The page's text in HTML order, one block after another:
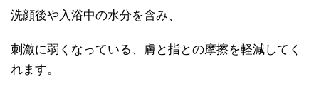
洗顔後や入浴中の水分を含み、
刺激に弱くなっている、膚と指との摩擦を軽減してく
れます。